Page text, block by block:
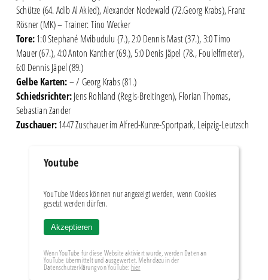
Schütze (64. Adib Al Akied), Alexander Nodewald (72.Georg Krabs), Franz
Rösner (MK) – Trainer: Tino Wecker
Tore:1:0 Stephané Mvibudulu (7.), 2:0 Dennis Mast (37.), 3:0 Timo
Mauer (67.), 4:0 Anton Kanther (69.), 5:0 Denis Jäpel (78., Foulelfmeter),
6:0 Dennis Jäpel (89.)
Gelbe Karten:– / Georg Krabs (81.)
Schiedsrichter:Jens Rohland (Regis-Breitingen), Florian Thomas,
Sebastian Zander
Zuschauer:1447 Zuschauer im Alfred-Kunze-Sportpark, Leipzig-Leutzsch
Youtube
YouTube Videos können nur angezeigt werden, wenn Cookies
gesetzt werden dürfen.
Akzeptieren
Wenn YouTube für diese Website aktiviert wurde, werden Daten an
YouTube übermittelt und ausgewertet. Mehr dazu in der
Datenschutzerklärung von YouTube: hier